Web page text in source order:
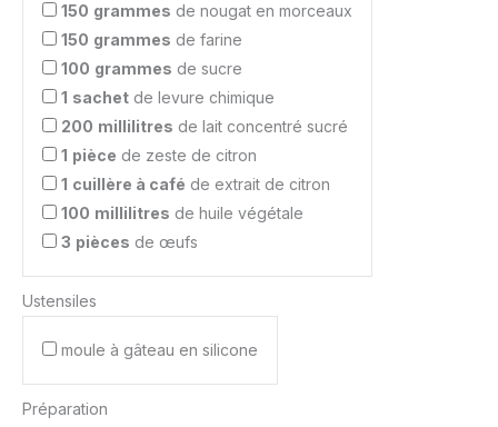
150 grammes de nougat en morceaux
150 grammes de farine
100 grammes de sucre
1 sachet de levure chimique
200 millilitres de lait concentré sucré
1 pièce de zeste de citron
1 cuillère à café de extrait de citron
100 millilitres de huile végétale
3 pièces de œufs
Ustensiles
moule à gâteau en silicone
Préparation